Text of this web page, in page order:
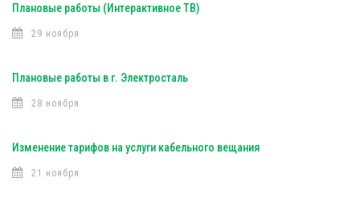
Плановые работы (Интерактивное ТВ)
29 ноября
Плановые работы в г. Электросталь
28 ноября
Изменение тарифов на услуги кабельного вещания
21 ноября